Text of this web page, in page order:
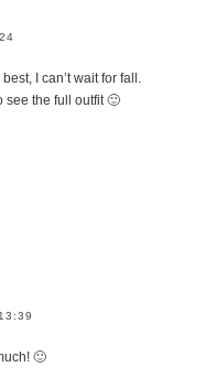
I can’t wait for fall.
see the full outfit 🙂
🙂